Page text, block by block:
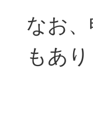
なお
もあり